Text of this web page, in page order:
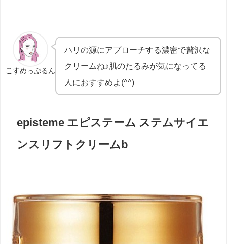
こすめっぷるん
ハリの源にアプローチする濃密で贅沢な
クリームね♪ 肌のたるみが気になってる
人におすすめよ(^^)
episteme エピステーム ステムサイエ
ンスリフトクリームb